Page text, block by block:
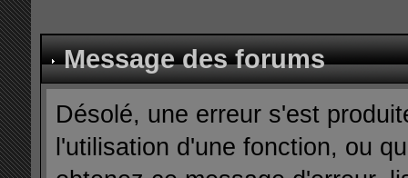
Message des forums
Désolé, une erreur s'est
l'utilisation d'une fonction, ou